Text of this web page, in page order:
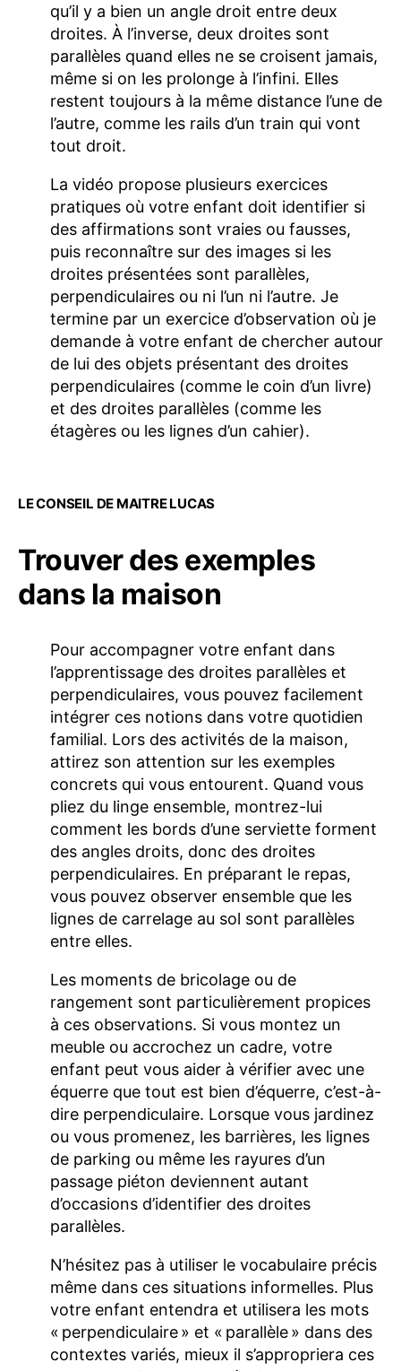
qu’il y a bien un angle droit entre deux
droites. À l’inverse, deux droites sont
parallèles quand elles ne se croisent jamais,
même si on les prolonge à l’infini. Elles
restent toujours à la même distance l’une de
l’autre, comme les rails d’un train qui vont
tout droit.
La vidéo propose plusieurs exercices
pratiques où votre enfant doit identifier si
des affirmations sont vraies ou fausses,
puis reconnaître sur des images si les
droites présentées sont parallèles,
perpendiculaires ou ni l’un ni l’autre. Je
termine par un exercice d’observation où je
demande à votre enfant de chercher autour
de lui des objets présentant des droites
perpendiculaires (comme le coin d’un livre)
et des droites parallèles (comme les
étagères ou les lignes d’un cahier).
LE CONSEIL DE MAITRE LUCAS
Trouver des exemples
dans la maison
Pour accompagner votre enfant dans
l’apprentissage des droites parallèles et
perpendiculaires, vous pouvez facilement
intégrer ces notions dans votre quotidien
familial. Lors des activités de la maison,
attirez son attention sur les exemples
concrets qui vous entourent. Quand vous
pliez du linge ensemble, montrez-lui
comment les bords d’une serviette forment
des angles droits, donc des droites
perpendiculaires. En préparant le repas,
vous pouvez observer ensemble que les
lignes de carrelage au sol sont parallèles
entre elles.
Les moments de bricolage ou de
rangement sont particulièrement propices
à ces observations. Si vous montez un
meuble ou accrochez un cadre, votre
enfant peut vous aider à vérifier avec une
équerre que tout est bien d’équerre, c’est-à-
dire perpendiculaire. Lorsque vous jardinez
ou vous promenez, les barrières, les lignes
de parking ou même les rayures d’un
passage piéton deviennent autant
d’occasions d’identifier des droites
parallèles.
N’hésitez pas à utiliser le vocabulaire précis
même dans ces situations informelles. Plus
votre enfant entendra et utilisera les mots
« perpendiculaire » et « parallèle » dans des
contextes variés, mieux il s’appropriera ces